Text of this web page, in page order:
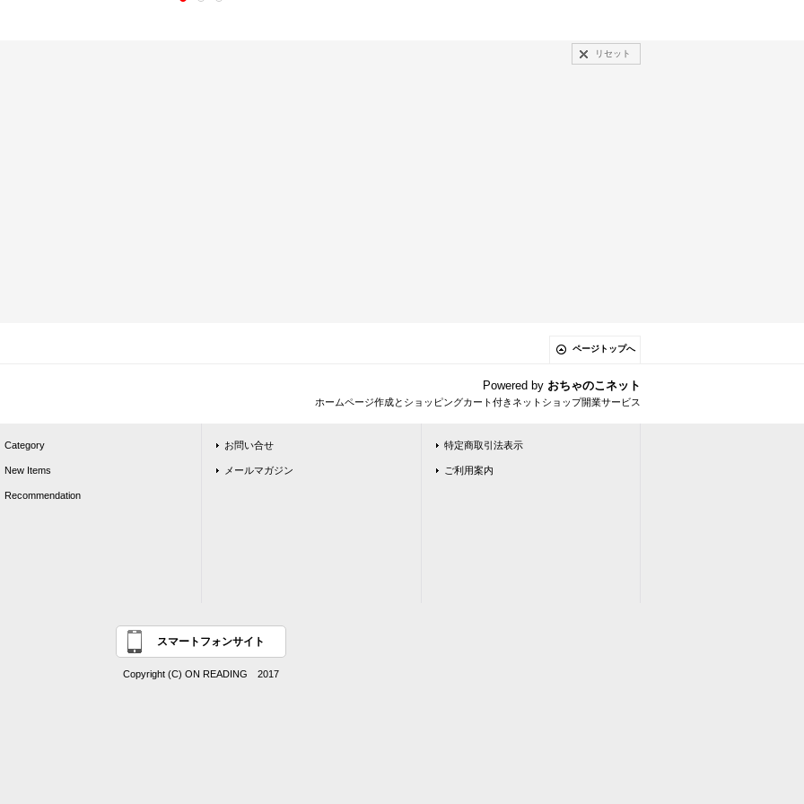
リセット
ページトップへ
Powered by おちゃのこネット
ホームページ作成とショッピングカート付きネットショップ開業サービス
Category
New Items
Recommendation
お問い合せ
メールマガジン
特定商取引法表示
ご利用案内
スマートフォンサイト
Copyright (C) ON READING 2017